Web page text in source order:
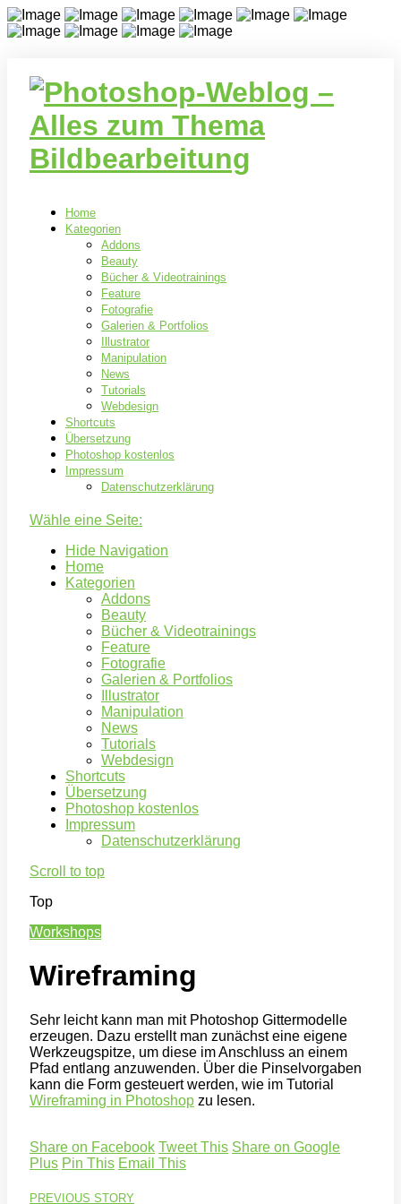
Home
Kategorien
Addons
Beauty
Bücher & Videotrainings
Feature
Fotografie
Galerien & Portfolios
Illustrator
Manipulation
News
Tutorials
Webdesign
Shortcuts
Übersetzung
Photoshop kostenlos
Impressum
Datenschutzerklärung
Wähle eine Seite:
Hide Navigation
Home
Kategorien
Addons
Beauty
Bücher & Videotrainings
Feature
Fotografie
Galerien & Portfolios
Illustrator
Manipulation
News
Tutorials
Webdesign
Shortcuts
Übersetzung
Photoshop kostenlos
Impressum
Datenschutzerklärung
Scroll to top
Top
Workshops
Wireframing
Sehr leicht kann man mit Photoshop Gittermodelle
erzeugen. Dazu erstellt man zunächst eine eigene
Werkzeugspitze, um diese im Anschluss an einem
Pfad entlang anzuwenden. Über die Pinselvorgaben
kann die Form gesteuert werden, wie im Tutorial
Wireframing in Photoshop zu lesen.
Share on Facebook Tweet This Share on Google
Plus Pin This Email This
PREVIOUS STORY